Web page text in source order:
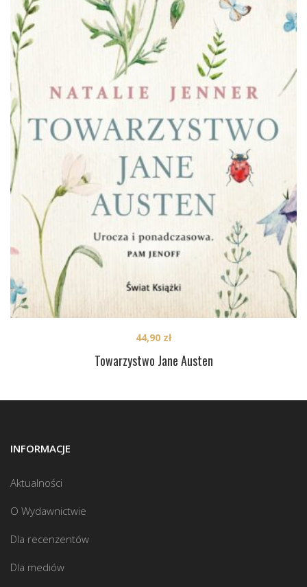
Towarzystwo Jane Austen
44,90 zł
INFORMACJE
Aktualności
O Wydawnictwie
Dla recenzentów
Dla mediów